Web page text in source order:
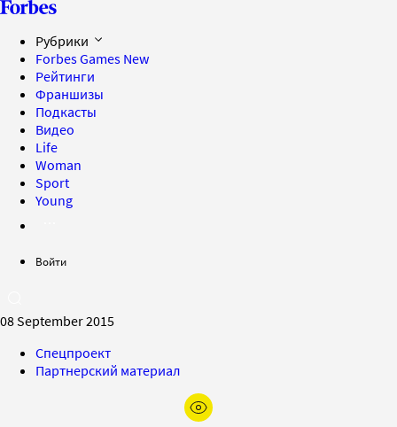
Рубрики
Forbes Games New
Рейтинги
Франшизы
Подкасты
Видео
Life
Woman
Sport
Young
Войти
08 September 2015
Спецпроект
Партнерский материал